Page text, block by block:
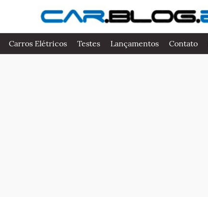
Carros Elétricos Testes Lançamentos Contato